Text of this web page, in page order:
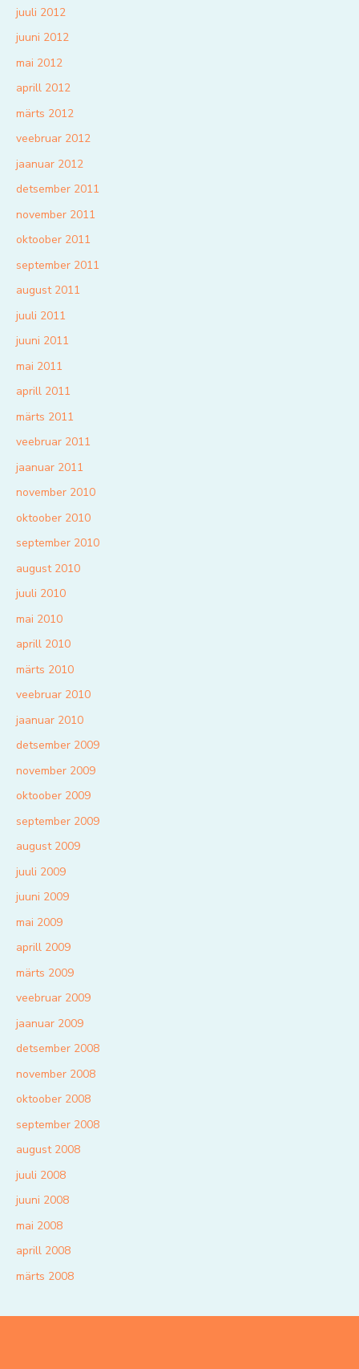
juuli 2012
juuni 2012
mai 2012
aprill 2012
märts 2012
veebruar 2012
jaanuar 2012
detsember 2011
november 2011
oktoober 2011
september 2011
august 2011
juuli 2011
juuni 2011
mai 2011
aprill 2011
märts 2011
veebruar 2011
jaanuar 2011
november 2010
oktoober 2010
september 2010
august 2010
juuli 2010
mai 2010
aprill 2010
märts 2010
veebruar 2010
jaanuar 2010
detsember 2009
november 2009
oktoober 2009
september 2009
august 2009
juuli 2009
juuni 2009
mai 2009
aprill 2009
märts 2009
veebruar 2009
jaanuar 2009
detsember 2008
november 2008
oktoober 2008
september 2008
august 2008
juuli 2008
juuni 2008
mai 2008
aprill 2008
märts 2008